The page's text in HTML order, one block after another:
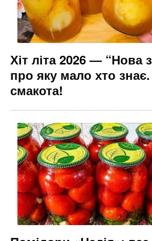
Хіт літа 2026 — “Нова
про яку мало хто
смакота!